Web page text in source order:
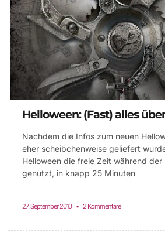
Helloween: (Fast) alles
Nachdem die Infos zum neuen
eher scheibchenweise geliefert
Helloween die freie Zeit während der
genutzt, in knapp 25 Minuten
27. September 2010 2 Kommentare